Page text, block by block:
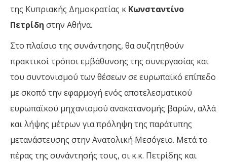
της Κυπριακής Δημοκρατίας κ Κωνσταντίνο
Πετρίδη στην Αθήνα.
Στο πλαίσιο της συνάντησης, θα συζητηθούν
πρακτικοί τρόποι εμβάθυνσης της συνεργασίας και
του συντονισμού των θέσεων σε ευρωπαϊκό επίπεδο
με σκοπό την εφαρμογή ενός αποτελεσματικού
ευρωπαϊκού μηχανισμού ανακατανομής βαρών, αλλά
και λήψης μέτρων για πρόληψη της παράτυπης
μετανάστευσης στην Ανατολική Μεσόγειο. Μετά το
πέρας της συνάντησής τους, οι κ.κ. Πετρίδης και